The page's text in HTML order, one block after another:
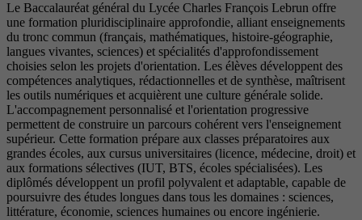
Le Baccalauréat général du Lycée Charles François Lebrun offre
une formation pluridisciplinaire approfondie, alliant enseignements
du tronc commun (français, mathématiques, histoire-géographie,
langues vivantes, sciences) et spécialités d'approfondissement
choisies selon les projets d'orientation. Les élèves développent des
compétences analytiques, rédactionnelles et de synthèse, maîtrisent
les outils numériques et acquièrent une culture générale solide.
L'accompagnement personnalisé et l'orientation progressive
permettent de construire un parcours cohérent vers l'enseignement
supérieur. Cette formation prépare aux classes préparatoires aux
grandes écoles, aux cursus universitaires (licence, médecine, droit) et
aux formations sélectives (IUT, BTS, écoles spécialisées). Les
diplômés développent un profil polyvalent et adaptable, capable de
poursuivre des études longues dans tous les domaines : sciences,
littérature, économie, sciences humaines ou encore ingénierie.